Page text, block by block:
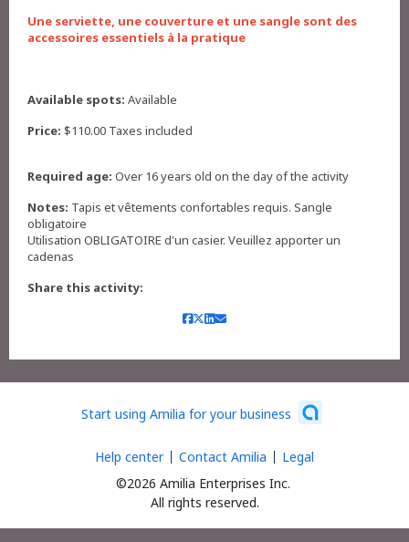
Une serviette, une couverture et une sangle sont des
accessoires essentiels à la pratique
Available spots: Available
Price: $110.00 Taxes included
Required age: Over 16 years old on the day of the activity
Notes: Tapis et vêtements confortables requis. Sangle
obligatoire
Utilisation OBLIGATOIRE d'un casier. Veuillez apporter un
cadenas
Share this activity:
Start using Amilia for your business
©2026 Amilia Enterprises Inc.
All rights reserved.
Help center Contact Amilia Legal